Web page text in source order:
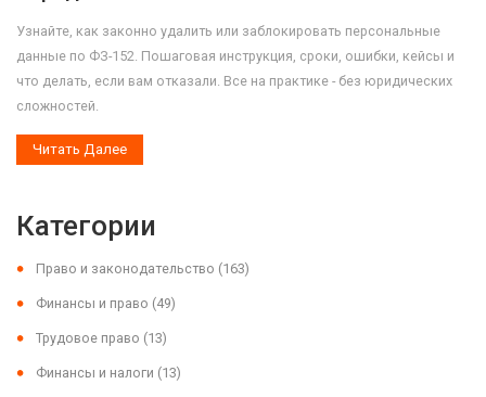
Узнайте, как законно удалить или заблокировать персональные
данные по ФЗ-152. Пошаговая инструкция, сроки, ошибки, кейсы и
что делать, если вам отказали. Все на практике - без юридических
сложностей.
Читать Далее
Категории
Право и законодательство (163)
Финансы и право (49)
Трудовое право (13)
Финансы и налоги (13)